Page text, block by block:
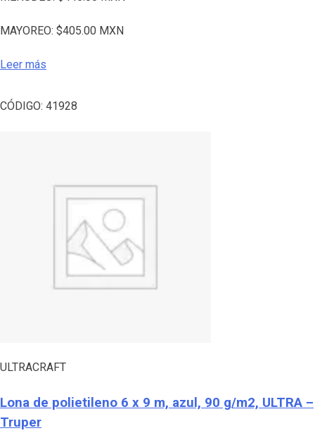
MAYOREO: $405.00 MXN
Leer más
CÓDIGO: 41928
ULTRACRAFT
Lona de polietileno 6 x 9 m, azul, 90 g/m2, ULTRA –
Truper